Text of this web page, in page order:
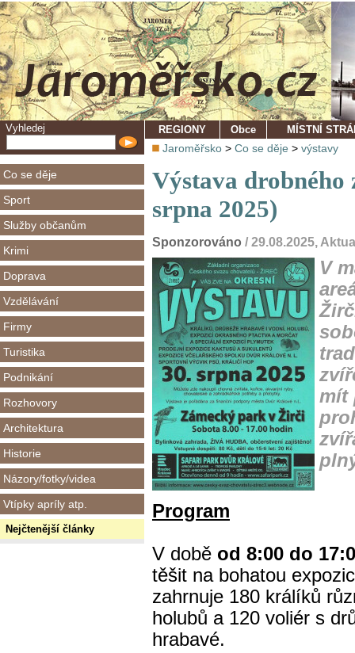
Vyhledej
Co se děje
Sport
Služby občanům
Krimi
Doprava
Vzdělávání
Firmy
Turistika
Podnikání
Rozhovory
Architektura
Historie
Názory/fotky/videa
Vtípky apríly atp.
Nejčtenější články
REGIONY Obce MÍSTNÍ
Jaroměřsko > Co se děje > výstavy
Výstava
srpna 2025)
Sponzorováno / 29.08.2025,
V
mít
Program
V době od 8:00 do
těšit na bohatou
zahrnuje 180 králíků
holubů a 120 voliér s
hrabavé.